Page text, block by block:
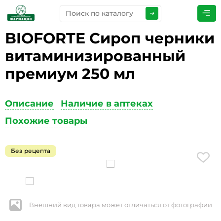
BIOFORTE Сироп черники
витаминизированный
премиум 250 мл
Описание
Наличие в аптеках
Похожие товары
Без рецепта
Внешний вид товара может отличаться от фотографии
ПРЕДСТАВЬТЕСЬ *